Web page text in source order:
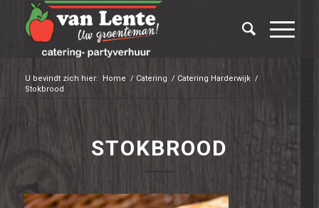
U bevindt zich hier: Home / Catering / Catering Harderwijk /
Stokbrood
STOKBROOD